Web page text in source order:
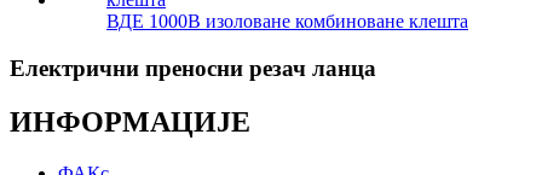
ВДЕ 1000В изоловане комбиноване клешта
Електрични преносни резач ланца
ИНФОРМАЦИЈЕ